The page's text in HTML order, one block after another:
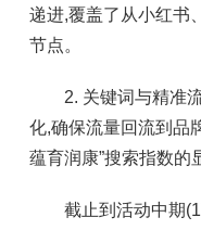
递进,覆盖了从小红书
节点。
2. 关键词与精准
化,确保流量回流到品
蕴育润康”搜索指数的
截止到活动中期